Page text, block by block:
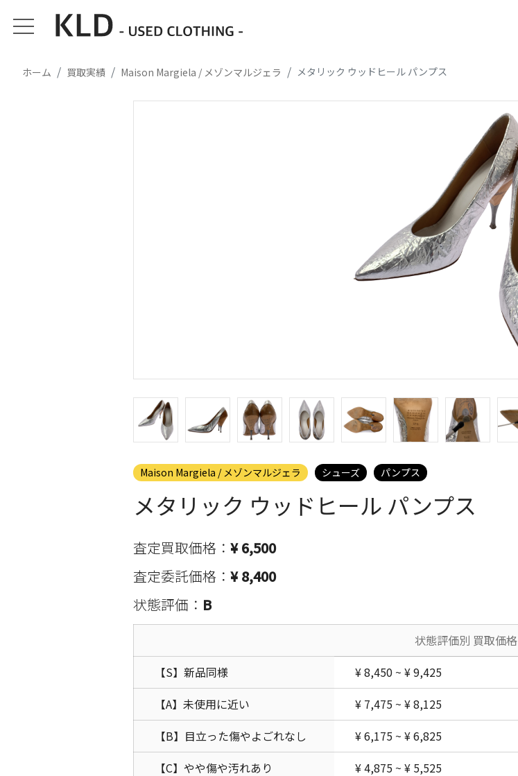
ホーム 買取実績 Maison Margiela / メゾンマルジェラ メタリック ウッドヒール パンプス
Maison Margiela / メゾンマルジェラ シューズ パンプス
メタリック ウッドヒール パンプス
査定買取価格： ¥ 6,500
査定委託価格： ¥ 8,400
状態評価： B
状態評価別 買取価格
【S】新品同様
¥ 8,450 ~ ¥ 9,425
【A】未使用に近い
¥ 7,475 ~ ¥ 8,125
【B】目立った傷やよごれなし
¥ 6,175 ~ ¥ 6,825
【C】やや傷や汚れあり
¥ 4,875 ~ ¥ 5,525